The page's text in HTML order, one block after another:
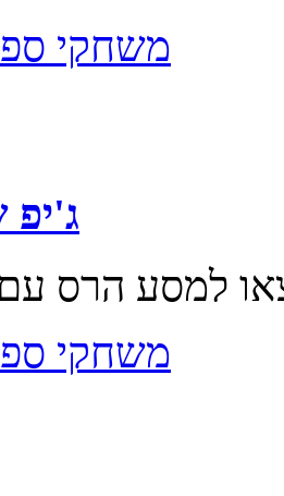
משחקי
ג'יפ
משחקי